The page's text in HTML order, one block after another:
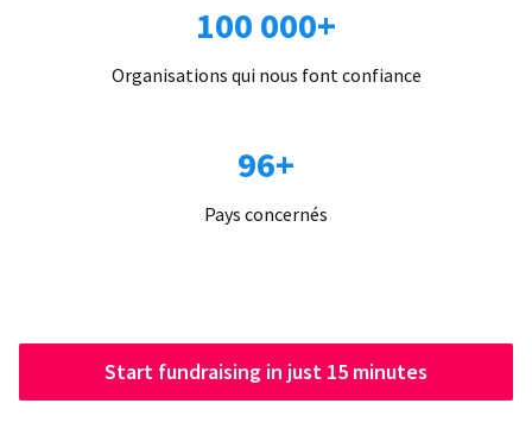
100 000+
Organisations qui nous font confiance
96+
Pays concernés
Start fundraising in just 15 minutes